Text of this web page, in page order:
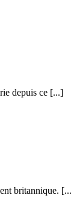
depuis ce [...]
britannique.